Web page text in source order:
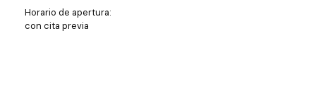
Horario de apertura:
con cita previa